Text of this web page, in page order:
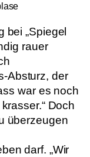
bei „Spiegel
rauer
Absturz, der
war es noch
Doch
überzeugen
darf. „Wir